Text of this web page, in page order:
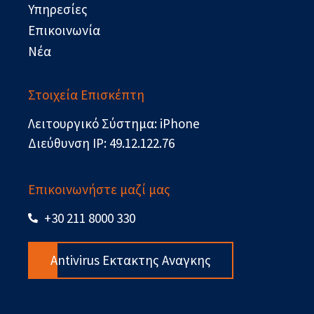
Υπηρεσίες
Επικοινωνία
Νέα
Στοιχεία Επισκέπτη
Λειτουργικό Σύστημα: iPhone
Διεύθυνση IP: 49.12.122.76
Επικοινωνήστε μαζί μας
+30 211 8000 330
Antivirus Εκτακτης Αναγκης